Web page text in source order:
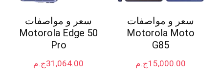
سعر و مواصفات
Motorola Moto
G85
ج.م15,000.00
سعر و مواصفات
Motorola Edge 50
Pro
ج.م31,064.00